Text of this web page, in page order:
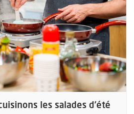
les salades d'été